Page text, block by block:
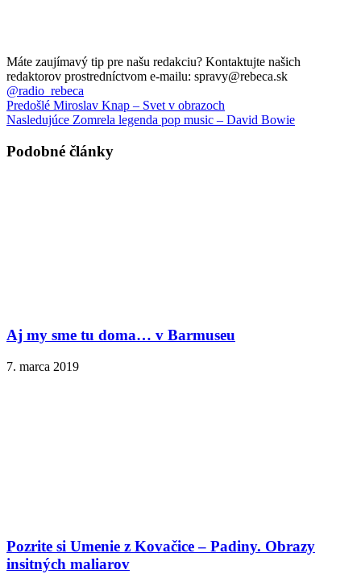
Máte zaujímavý tip pre našu redakciu? Kontaktujte našich
redaktorov prostredníctvom e-mailu: spravy@rebeca.sk
@radio_rebeca
Predošlé Miroslav Knap – Svet v obrazoch
Nasledujúce Zomrela legenda pop music – David Bowie
Podobné články
Aj my sme tu doma… v Barmuseu
7. marca 2019
Pozrite si Umenie z Kovačice – Padiny. Obrazy
insitných maliarov